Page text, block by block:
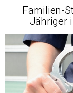
Familien-
Jähriger